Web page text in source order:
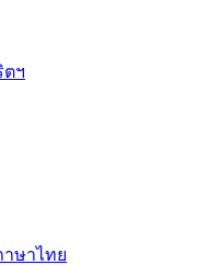
ตฯ
าษาไทย